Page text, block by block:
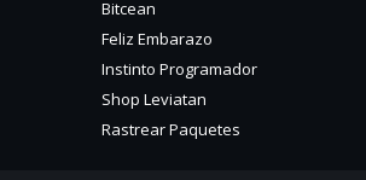
Bitcean
Feliz Embarazo
Instinto Programador
Shop Leviatan
Rastrear Paquetes